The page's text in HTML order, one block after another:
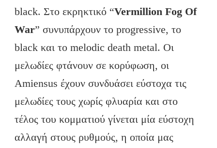
black. Στο εκρηκτικό “Vermillion Fog Of
War” συνυπάρχουν το progressive, το
black και το melodic death metal. Οι
μελωδίες φτάνουν σε κορύφωση, οι
Amiensus έχουν συνδυάσει εύστοχα τις
μελωδίες τους χωρίς φλυαρία και στο
τέλος του κομματιού γίνεται μία εύστοχη
αλλαγή στους ρυθμούς, η οποία μας